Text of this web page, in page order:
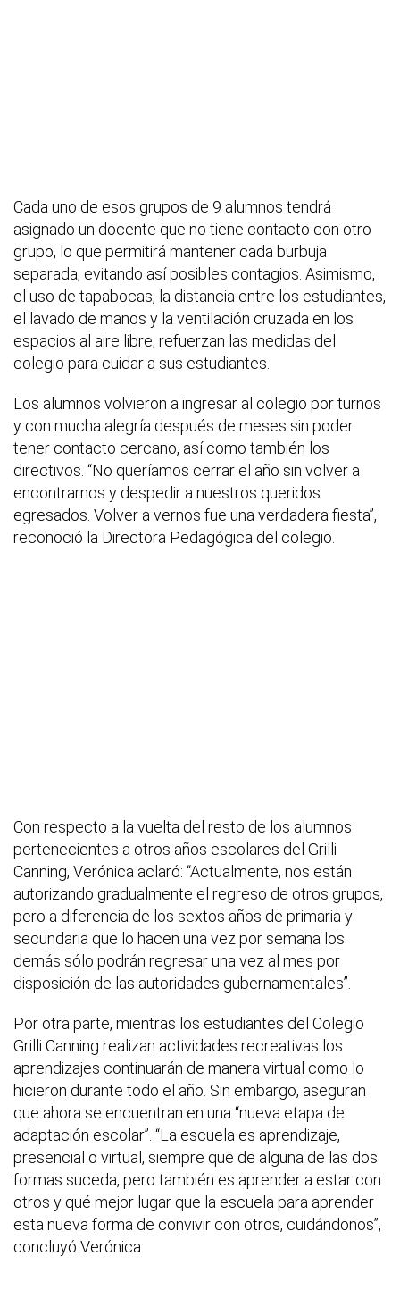
Cada uno de esos grupos de 9 alumnos tendrá
asignado un docente que no tiene contacto con otro
grupo, lo que permitirá mantener cada burbuja
separada, evitando así posibles contagios. Asimismo,
el uso de tapabocas, la distancia entre los estudiantes,
el lavado de manos y la ventilación cruzada en los
espacios al aire libre, refuerzan las medidas del
colegio para cuidar a sus estudiantes.
Los alumnos volvieron a ingresar al colegio por turnos
y con mucha alegría después de meses sin poder
tener contacto cercano, así como también los
directivos. “No queríamos cerrar el año sin volver a
encontrarnos y despedir a nuestros queridos
egresados. Volver a vernos fue una verdadera fiesta”,
reconoció la Directora Pedagógica del colegio.
Con respecto a la vuelta del resto de los alumnos
pertenecientes a otros años escolares del Grilli
Canning, Verónica aclaró: “Actualmente, nos están
autorizando gradualmente el regreso de otros grupos,
pero a diferencia de los sextos años de primaria y
secundaria que lo hacen una vez por semana los
demás sólo podrán regresar una vez al mes por
disposición de las autoridades gubernamentales”.
Por otra parte, mientras los estudiantes del Colegio
Grilli Canning realizan actividades recreativas los
aprendizajes continuarán de manera virtual como lo
hicieron durante todo el año. Sin embargo, aseguran
que ahora se encuentran en una “nueva etapa de
adaptación escolar”. “La escuela es aprendizaje,
presencial o virtual, siempre que de alguna de las dos
formas suceda, pero también es aprender a estar con
otros y qué mejor lugar que la escuela para aprender
esta nueva forma de convivir con otros, cuidándonos”,
concluyó Verónica.